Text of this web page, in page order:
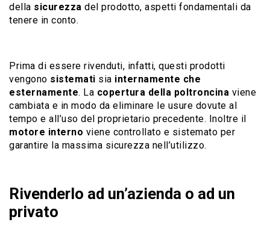
della sicurezza del prodotto, aspetti fondamentali da
tenere in conto.
Prima di essere rivenduti, infatti, questi prodotti
vengono sistemati sia internamente che
esternamente. La copertura della poltroncina viene
cambiata e in modo da eliminare le usure dovute al
tempo e all’uso del proprietario precedente. Inoltre il
motore interno viene controllato e sistemato per
garantire la massima sicurezza nell’utilizzo.
Rivenderlo ad un’azienda o ad un
privato